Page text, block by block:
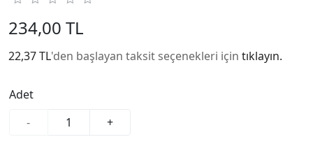
234,00 TL
22,37 TL'den başlayan taksit seçenekleri için tıklayın.
Adet
-
+